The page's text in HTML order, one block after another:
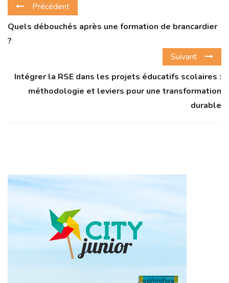
Précédent
Quels débouchés après une formation de brancardier
?
Suivant
Intégrer la RSE dans les projets éducatifs scolaires :
méthodologie et leviers pour une transformation
durable